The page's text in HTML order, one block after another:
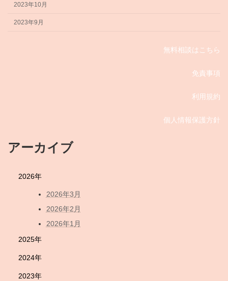
2023年10月
2023年9月
無料相談はこちら
免責事項
利用規約
個人情報保護方針
アーカイブ
2026年
2026年3月
2026年2月
2026年1月
2025年
2024年
2023年